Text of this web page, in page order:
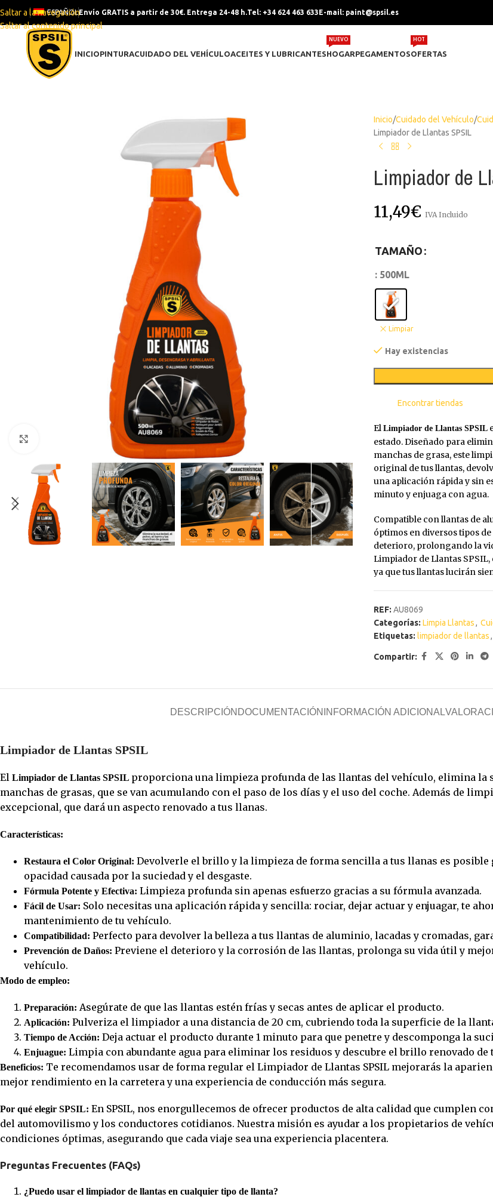
Saltar a la navegación
Saltar al contenido principal
ESPAÑOLEnvío GRATIS a partir de 30€. Entrega 24-48 h.Tel: +34 624 463 633E-mail: paint@spsil.es
INICIOPINTURA
ACRÍLICA ESPECIALES
Antihumedad
Antimoho
Impermeabilizante
ESMALTES
Al Agua
Al Disolvente
Antioxidante
CUIDADO DEL VEHÍCULO
CARROCERÍA
Abrillantador para Plásticos
Exteriores
Champú Concentrado
CRISTALES Y LUNAS
Eliminador de Grasas y Vidrios
Limpia Cristales
CONDUCTOR
ACEITES Y LUBRICANTESHOGAR
NUEVO
PEGAMENTOSOFERTAS
HOT
Haga clic para ampliar
Inicio Cuidado del Vehículo
Limpiador de Llantas SPSIL
Limpiador de
11,49€ IVA Incluido
TAMAÑO
: 500ML
Limpiar
Hay existencias
Encontrar tiendas
El Limpiador de Llantas SPSIL
estado. Diseñado para
manchas de grasa, este
original de tus llantas,
una aplicación rápida y sin
minuto y enjuaga con agua.
Compatible con llantas de
óptimos en diversos tipos
deterioro, prolongando la
Limpiador de Llantas
ya que tus llantas lucirán
REF: AU8069
Categorías: Limpia Llantas,
Etiquetas: limpiador de llantas,
Compartir:
DESCRIPCIÓN DOCUMENTACIÓN INFORMACIÓN ADICIONAL
Limpiador de Llantas SPSIL
El Limpiador de Llantas SPSIL proporciona una limpieza profunda de las llantas del vehículo, elimina la
manchas de grasas, que se van acumulando con el paso de los días y el uso del coche. Además de
excepcional, que dará un aspecto renovado a tus llanas.
Características:
Restaura el Color Original: Devolverle el brillo y la limpieza de forma sencilla a tus llanas es
opacidad causada por la suciedad y el desgaste.
Fórmula Potente y Efectiva: Limpieza profunda sin apenas esfuerzo gracias a su fórmula avanzada.
Fácil de Usar: Solo necesitas una aplicación rápida y sencilla: rociar, dejar actuar y enjuagar, te
mantenimiento de tu vehículo.
Compatibilidad: Perfecto para devolver la belleza a tus llantas de aluminio, lacadas y cromadas,
Prevención de Daños: Previene el deterioro y la corrosión de las llantas, prolonga su vida útil y
vehículo.
Modo de empleo:
Preparación: Asegúrate de que las llantas estén frías y secas antes de aplicar el producto.
Aplicación: Pulveriza el limpiador a una distancia de 20 cm, cubriendo toda la superficie de la
Tiempo de Acción: Deja actuar el producto durante 1 minuto para que penetre y descomponga la
Enjuague: Limpia con abundante agua para eliminar los residuos y descubre el brillo renovado de
Beneficios: Te recomendamos usar de forma regular el Limpiador de Llantas SPSIL mejorarás la
mejor rendimiento en la carretera y una experiencia de conducción más segura.
Por qué elegir SPSIL: En SPSIL, nos enorgullecemos de ofrecer productos de alta calidad que cumplen
del automovilismo y los conductores cotidianos. Nuestra misión es ayudar a los propietarios de
condiciones óptimas, asegurando que cada viaje sea una experiencia placentera.
Preguntas Frecuentes (FAQs)
¿Puedo usar el limpiador de llantas en cualquier tipo de llanta?